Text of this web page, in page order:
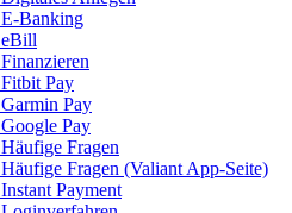
E-Banking
eBill
Finanzieren
Fitbit Pay
Garmin Pay
Google Pay
Häufige Fragen
Häufige Fragen (Valiant App-Seite)
Instant Payment